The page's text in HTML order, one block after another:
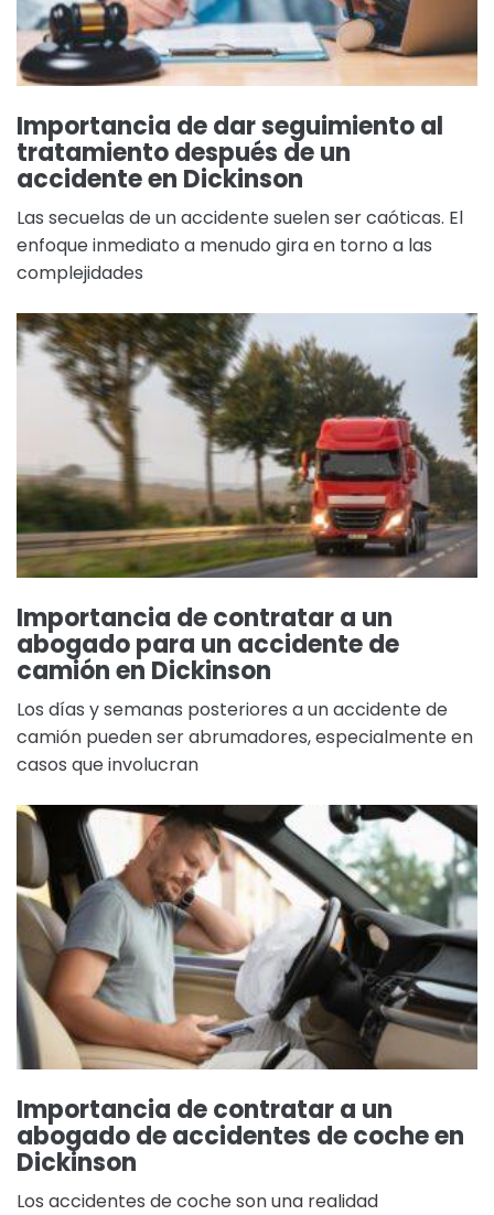
Importancia de dar seguimiento al
tratamiento después de un
accidente en Dickinson
Las secuelas de un accidente suelen ser caóticas. El
enfoque inmediato a menudo gira en torno a las
complejidades
Importancia de contratar a un
abogado para un accidente de
camión en Dickinson
Los días y semanas posteriores a un accidente de
camión pueden ser abrumadores, especialmente en
casos que involucran
Importancia de contratar a un
abogado de accidentes de coche en
Dickinson
Los accidentes de coche son una realidad